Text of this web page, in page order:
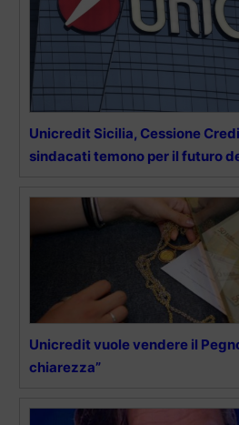
Unicredit Sicilia, Cessione
sindacati temono per il futuro
Unicredit vuole vendere il
chiarezza”